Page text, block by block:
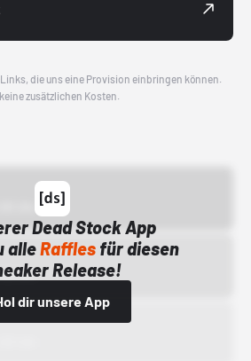
die uns eine Provision einbringen können.
zusätzlichen Kosten.
Dead Stock App
alleRafflesfür diesen
Release!
dir unsere App
Uhr